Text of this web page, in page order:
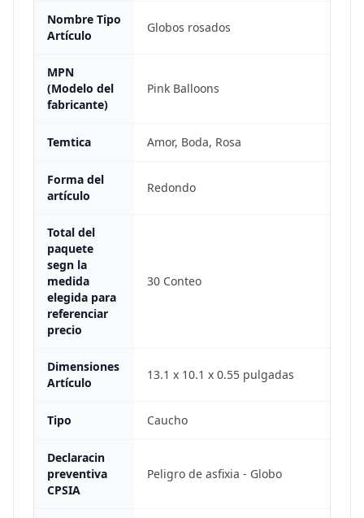
Nombre Tipo
Artículo
Globos rosados
MPN
(Modelo del
fabricante)
Pink Balloons
Temtica Amor, Boda, Rosa
Forma del
artículo
Redondo
Total del
paquete
segn la
medida
elegida para
referenciar
precio
30 Conteo
Dimensiones
Artículo
13.1 x 10.1 x 0.55 pulgadas
Tipo Caucho
Declaracin
preventiva
CPSIA
Peligro de asfixia - Globo